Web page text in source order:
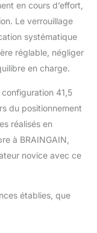
en cours d’effort,
Le verrouillage
systématique
réglable, négliger
en charge.
41,5
du positionnement
réalisés en
à BRAINGAIN,
novice avec ce
établies, que